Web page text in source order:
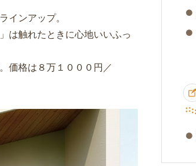
インアップ。
は触れたときに心地いいふっ
価格は８万１０００円／